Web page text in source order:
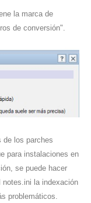
la marca de
de conversión".
de los parches
para instalaciones en
se puede hacer
notes.ini la indexación
problemáticos.